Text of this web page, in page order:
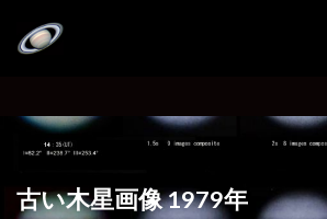
古い木星画像 1979年